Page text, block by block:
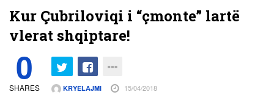
Kur Çubriloviqi i “çmonte” lartë
vlerat shqiptare!
0
SHARES KRYELAJMI 15/04/2018